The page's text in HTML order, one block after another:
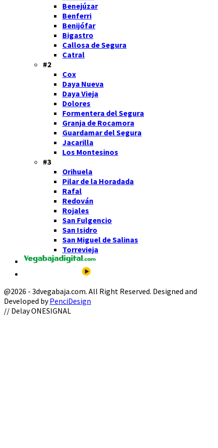
Benejúzar
Benferri
Benijófar
Bigastro
Callosa de Segura
Catral
#2
Cox
Daya Nueva
Daya Vieja
Dolores
Formentera del Segura
Granja de Rocamora
Guardamar del Segura
Jacarilla
Los Montesinos
#3
Orihuela
Pilar de la Horadada
Rafal
Redován
Rojales
San Fulgencio
San Isidro
San Miguel de Salinas
Torrevieja
@2026 - 3dvegabaja.com. All Right Reserved. Designed and
Developed byPenciDesign
Facebook
Twitter
Instagram
Youtube
Email
// Delay ONESIGNAL